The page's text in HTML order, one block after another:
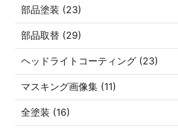
部品塗装 (23)
部品取替 (29)
ヘッドライトコーティング (23)
マスキング画像集 (11)
全塗装 (16)